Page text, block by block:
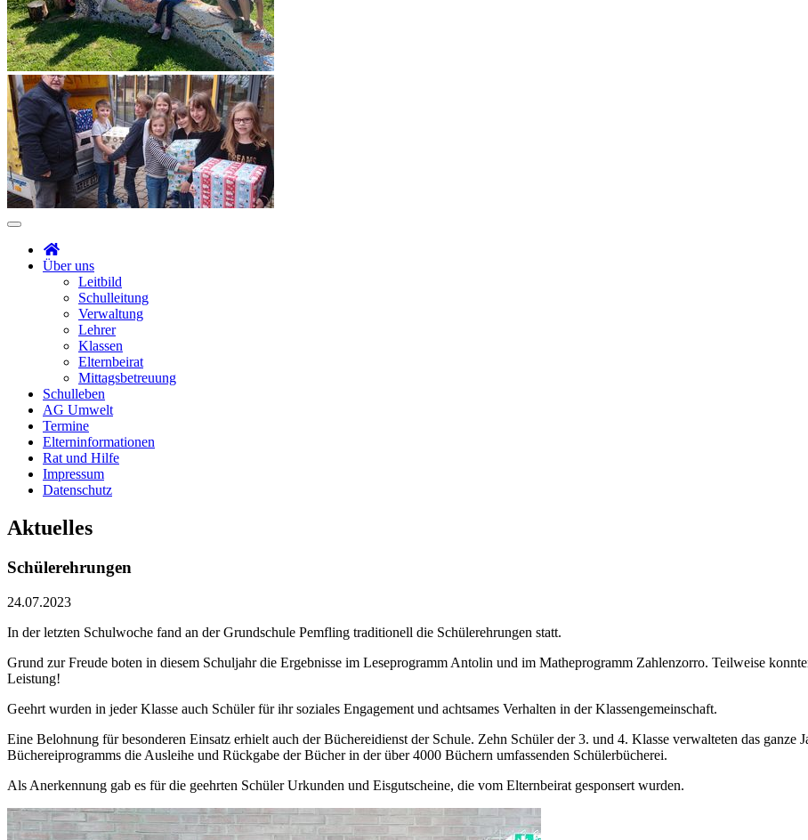
Über uns
Leitbild
Schulleitung
Verwaltung
Lehrer
Klassen
Elternbeirat
Mittagsbetreuung
Schulleben
AG Umwelt
Termine
Elterninformationen
Rat und Hilfe
Impressum
Datenschutz
Aktuelles
Schülerehrungen
24.07.2023
In der letzten Schulwoche fand an der Grundschule Pemfling traditionell die Schülerehrungen statt.
Grund zur Freude boten in diesem Schuljahr die Ergebnisse im Leseprogramm Antolin und im Matheprogramm Zahlenzorro. Teilweise
Leistung!
Geehrt wurden in jeder Klasse auch Schüler für ihr soziales Engagement und achtsames Verhalten in der Klassengemeinschaft.
Eine Belohnung für besonderen Einsatz erhielt auch der Büchereidienst der Schule. Zehn Schüler der 3. und 4. Klasse verwalteten das
Büchereiprogramms die Ausleihe und Rückgabe der Bücher in der über 4000 Büchern umfassenden Schülerbücherei.
Als Anerkennung gab es für die geehrten Schüler Urkunden und Eisgutscheine, die vom Elternbeirat gesponsert wurden.